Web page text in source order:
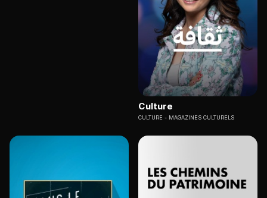
Culture
CULTURE MAGAZINES CULTURELS